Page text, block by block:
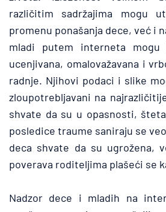
različitim sadržajima mogu
promenu ponašanja dece, već i
mladi putem interneta mogu
ucenjivana, omalovažavana i
radnje. Njihovi podaci i slike
zloupotrebljavani na
shvate da su u opasnosti,
posledice traume saniraju se
deca shvate da su ugrožena,
poverava roditeljima plašeći se
Nadzor dece i mladih na